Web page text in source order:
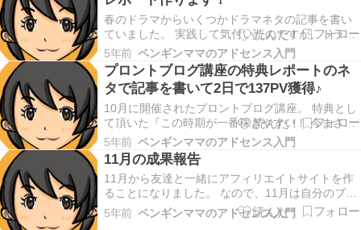
的。 こんな俳優さんがドラマに出てたら、『○○役
の俳優さ…
春のドラマからいくつかドラマネタの記事を書い
ていました。 実践して気付いたのですが、ドラマ
のロケ地ネタって ライバルがまだいないキーワー
ドで記事を書くことができるし 需要があるので 記
事を書くと上位表示できてアクセスが多く集まる
んです。 この記事では、今回作成するドラマのロ
ケ地ネ…
5年前 ペンギンママのアドセンス入門
プロントブログ講座の特典レポートのネ
タで記事を書いて2日で137PV獲得♪
10月に開催されたプロントブログ講座。 特典とし
て頂いた『この時期が一番稼ぎやすい！ 今まさに
狙い目の24個のキーワード集』と言うレポート。
このレポートを参考に3記事書いてみました。 記
事を書いて2日目のアクセス数と3ヶ月経った今の3
記事合計のアクセス数がどうなったのかまとめ
ま…
5年前 ペンギンママのアドセンス入門
11月の成果報告
11月から友達と一緒にアフィリエイトサイトを作
ることになりました。 なので、11月は自分のブロ
グの作業まで手が回らない状態で 新規記事は5記
事・・・。 そんな状態でトレンドブログの成果が
5年前 ペンギンママのアドセンス入門